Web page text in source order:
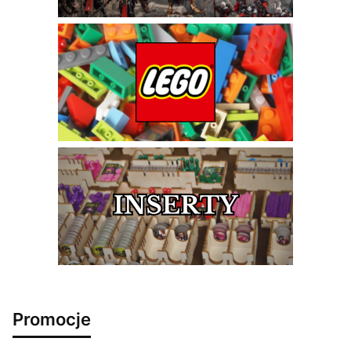
Promocje